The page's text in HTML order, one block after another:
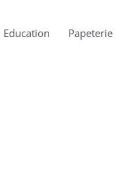
Education Papeterie